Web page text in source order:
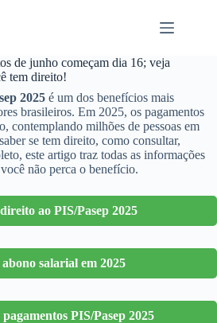
de junho começam dia 16; veja
tem direito!
2025 é um dos benefícios mais
brasileiros. Em 2025, os pagamentos
contemplando milhões de pessoas em
se tem direito, como consultar,
este artigo traz todas as informações
não perca o benefício.
ao PIS/Pasep 2025
salarial em 2025
PIS/Pasep 2025